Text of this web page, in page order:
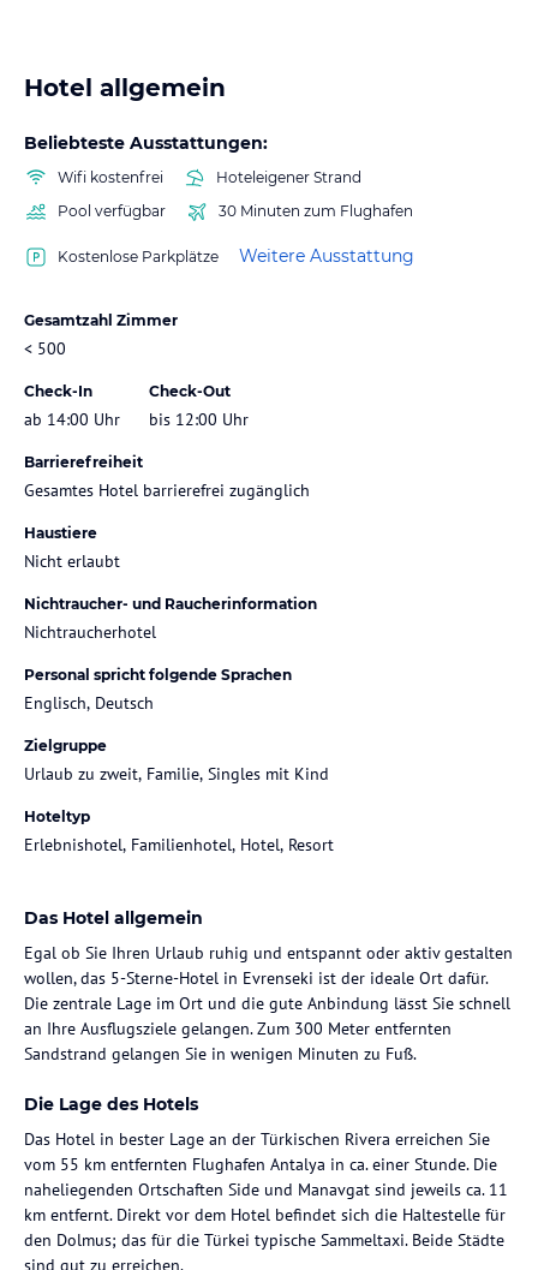
Hotel allgemein
Beliebteste Ausstattungen:
Wifi kostenfrei
Hoteleigener Strand
Pool verfügbar
30 Minuten zum Flughafen
Kostenlose Parkplätze Weitere Ausstattung
Gesamtzahl Zimmer
< 500
Check-In
ab 14:00 Uhr
Check-Out
bis 12:00 Uhr
Barrierefreiheit
Gesamtes Hotel barrierefrei zugänglich
Haustiere
Nicht erlaubt
Nichtraucher- und Raucherinformation
Nichtraucherhotel
Personal spricht folgende Sprachen
Englisch, Deutsch
Zielgruppe
Urlaub zu zweit, Familie, Singles mit Kind
Hoteltyp
Erlebnishotel, Familienhotel, Hotel, Resort
Das Hotel allgemein
Egal ob Sie Ihren Urlaub ruhig und entspannt oder aktiv gestalten
wollen, das 5-Sterne-Hotel in Evrenseki ist der ideale Ort dafür.
Die zentrale Lage im Ort und die gute Anbindung lässt Sie schnell
an Ihre Ausflugsziele gelangen. Zum 300 Meter entfernten
Sandstrand gelangen Sie in wenigen Minuten zu Fuß.
Die Lage des Hotels
Das Hotel in bester Lage an der Türkischen Rivera erreichen Sie
vom 55 km entfernten Flughafen Antalya in ca. einer Stunde. Die
naheliegenden Ortschaften Side und Manavgat sind jeweils ca. 11
km entfernt. Direkt vor dem Hotel befindet sich die Haltestelle für
den Dolmus; das für die Türkei typische Sammeltaxi. Beide Städte
sind gut zu erreichen.